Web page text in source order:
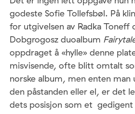
godeste Sofie Tollefsbøl. På
for utgivelsen av Radka Toneff
Dobgrogosz duoalbum
oppdraget å «hylle» denne
misvisende, ofte blitt omtalt
norske album, men enten man
den påstanden eller el, er det
dets posisjon som et gedigent